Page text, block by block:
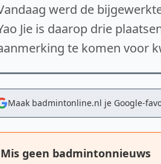
werd de
Jie is daarop drie
te komen voor
Maak badmintonline.nl je Google-
Mis geen badmintonnieuws